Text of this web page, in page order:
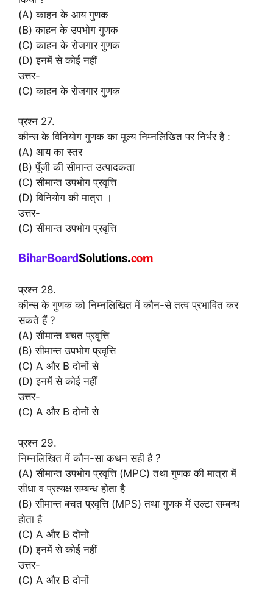
(A) काहन के आय गुणक
(B) काहन के उपभोग गुणक
(C) काहन के रोजगार गुणक
(D) इनमें से कोई नहीं
उत्तर-
(C) काहन के रोजगार गुणक
प्रश्न 27.
कीन्स के विनियोग गुणक का मूल्य निम्नलिखित पर निर्भर है :
(A) आय का स्तर
(B) पूँजी की सीमान्त उत्पादकता
(C) सीमान्त उपभोग प्रवृत्ति
(D) विनियोग की मात्रा ।
उत्तर-
(C) सीमान्त उपभोग प्रवृत्ति
प्रश्न 28.
कीन्स के गुणक को निम्नलिखित में कौन-से तत्व प्रभावित कर
सकते हैं ?
(A) सीमान्त बचत प्रवृत्ति
(B) सीमान्त उपभोग प्रवृत्ति
(C) A और B दोनों से
(D) इनमें से कोई नहीं
उत्तर-
(C) A और B दोनों से
प्रश्न 29.
निम्नलिखित में कौन-सा कथन सही है ?
(A) सीमान्त उपभोग प्रवृत्ति (MPC) तथा गुणक की मात्रा में
सीधा व प्रत्यक्ष सम्बन्ध होता है
(B) सीमान्त बचत प्रवृत्ति (MPS) तथा गुणक में उल्टा सम्बन्ध
होता है
(C) A और B दोनों
(D) इनमें से कोई नहीं
उत्तर-
(C) A और B दोनों